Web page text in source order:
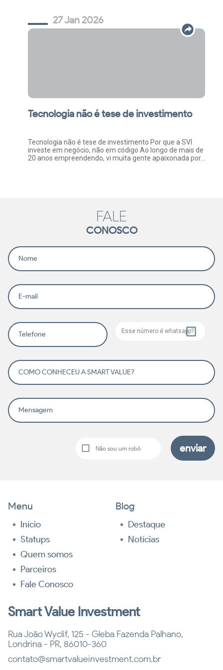
27 Jan 2026
Tecnologia não é tese de investimento
Tecnologia não é tese de investimento Por que a SVI
investe em negócio, não em código Ao longo de mais de
20 anos empreendendo, vi muita gente apaixonada por...
FALE
CONOSCO
Nome
E-mail
Telefone Esse número é whatsapp?
COMO CONHECEU A SMART VALUE?
Mensagem
Não sou um robô enviar
Menu
Início
Statups
Quem somos
Parceiros
Fale Conosco
Blog
Destaque
Notícias
Smart Value Investment
Rua João Wyclif, 125 - Gleba Fazenda Palhano,
Londrina - PR, 86010-360
contato@smartvalueinvestment.com.br